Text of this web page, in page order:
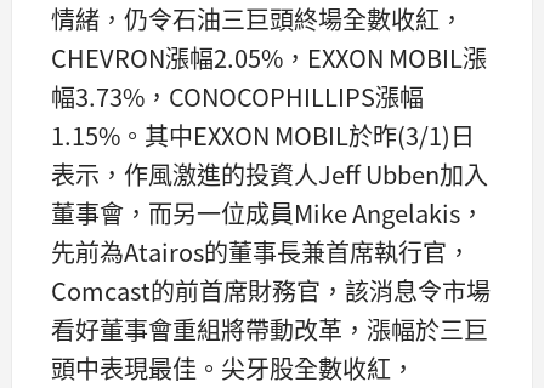
情緒，仍令石油三巨頭終場全數收紅，
CHEVRON漲幅2.05%，EXXON MOBIL漲
幅3.73%，CONOCOPHILLIPS漲幅
1.15%。其中EXXON MOBIL於昨(3/1)日
表示，作風激進的投資人Jeff Ubben加入
董事會，而另一位成員Mike Angelakis，
先前為Atairos的董事長兼首席執行官，
Comcast的前首席財務官，該消息令市場
看好董事會重組將帶動改革，漲幅於三巨
頭中表現最佳。尖牙股全數收紅，